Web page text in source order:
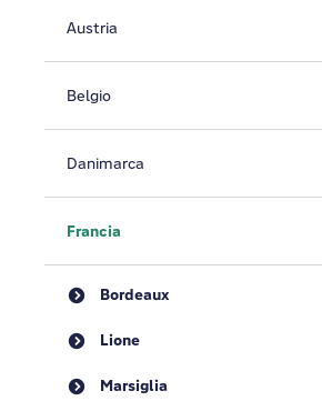
Austria
Belgio
Danimarca
Francia
Bordeaux
Lione
Marsiglia